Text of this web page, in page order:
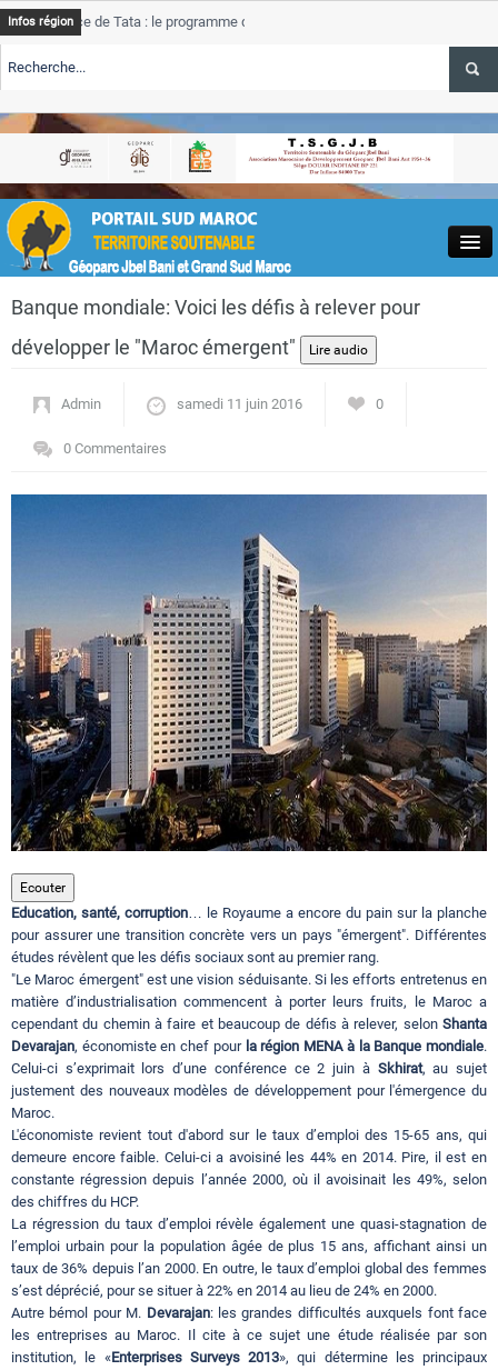
Close
Actualités
Régions
Hotels
Evenements
Contact
Infos région
de Tata : le programme de rehabilitation post-inondations
TSGJB Tourisme : l’ONMT renforce l’aerien a Dakhla et
Tata
TSGJB Tourisme au Maroc : Transavia renforce les vols Paris-
Banque mondiale: Voici les défis à relever pour
développer le "Maroc émergent"
Admin samedi 11 juin 2016 0
0 Commentaires
Ecouter
Education, santé, corruption… le Royaume a encore du pain sur la planche
pour assurer une transition concrète vers un pays "émergent". Différentes
études révèlent que les défis sociaux sont au premier rang.
"Le Maroc émergent" est une vision séduisante. Si les efforts entretenus en
matière d’industrialisation commencent à porter leurs fruits, le Maroc a
cependant du chemin à faire et beaucoup de défis à relever, selon Shanta
Devarajan, économiste en chef pour la région MENA à la Banque mondiale.
Celui-ci s’exprimait lors d’une conférence ce 2 juin à Skhirat, au sujet
justement des nouveaux modèles de développement pour l'émergence du
Maroc.
L'économiste revient tout d'abord sur le taux d’emploi des 15-65 ans, qui
demeure encore faible. Celui-ci a avoisiné les 44% en 2014. Pire, il est en
constante régression depuis l’année 2000, où il avoisinait les 49%, selon
des chiffres du HCP.
La régression du taux d’emploi révèle également une quasi-stagnation de
l’emploi urbain pour la population âgée de plus 15 ans, affichant ainsi un
taux de 36% depuis l’an 2000. En outre, le taux d’emploi global des femmes
s’est déprécié, pour se situer à 22% en 2014 au lieu de 24% en 2000.
Autre bémol pour M. Devarajan: les grandes difficultés auxquels font face
les entreprises au Maroc. Il cite à ce sujet une étude réalisée par son
institution, le «Enterprises Surveys 2013», qui détermine les principaux